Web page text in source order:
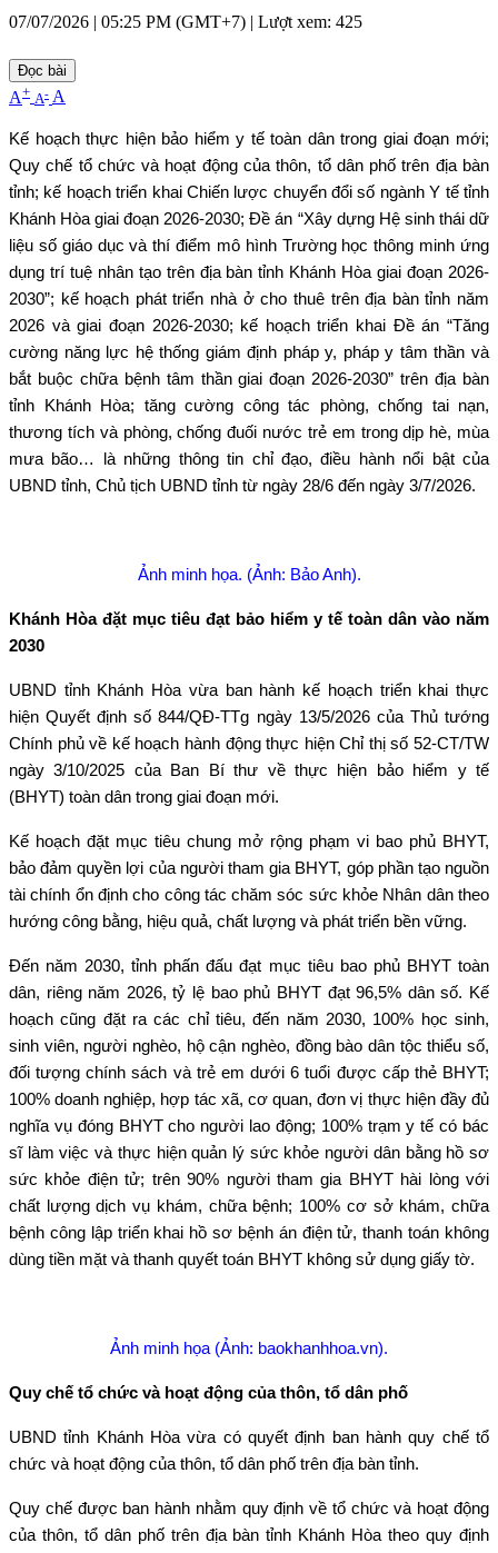
07/07/2026 | 05:25 PM (GMT+7) | Lượt xem: 425
Đọc bài
A+ A- A
Kế hoạch thực hiện bảo hiểm y tế toàn dân trong giai đoạn mới;
Quy chế tổ chức và hoạt động của thôn, tổ dân phố trên địa bàn
tỉnh; kế hoạch triển khai Chiến lược chuyển đổi số ngành Y tế tỉnh
Khánh Hòa giai đoạn 2026-2030; Đề án “Xây dựng Hệ sinh thái dữ
liệu số giáo dục và thí điểm mô hình Trường học thông minh ứng
dụng trí tuệ nhân tạo trên địa bàn tỉnh Khánh Hòa giai đoạn 2026-
2030”; kế hoạch phát triển nhà ở cho thuê trên địa bàn tỉnh năm
2026 và giai đoạn 2026-2030; kế hoạch triển khai Đề án “Tăng
cường năng lực hệ thống giám định pháp y, pháp y tâm thần và
bắt buộc chữa bệnh tâm thần giai đoạn 2026-2030” trên địa bàn
tỉnh Khánh Hòa; tăng cường công tác phòng, chống tai nạn,
thương tích và phòng, chống đuối nước trẻ em trong dịp hè, mùa
mưa bão… là những thông tin chỉ đạo, điều hành nổi bật của
UBND tỉnh, Chủ tịch UBND tỉnh từ ngày 28/6 đến ngày 3/7/2026.
Ảnh minh họa. (Ảnh: Bảo Anh).
Khánh Hòa đặt mục tiêu đạt bảo hiểm y tế toàn dân vào năm
2030
UBND tỉnh Khánh Hòa vừa ban hành kế hoạch triển khai thực
hiện Quyết định số 844/QĐ-TTg ngày 13/5/2026 của Thủ tướng
Chính phủ về kế hoạch hành động thực hiện Chỉ thị số 52-CT/TW
ngày 3/10/2025 của Ban Bí thư về thực hiện bảo hiểm y tế
(BHYT) toàn dân trong giai đoạn mới.
Kế hoạch đặt mục tiêu chung mở rộng phạm vi bao phủ BHYT,
bảo đảm quyền lợi của người tham gia BHYT, góp phần tạo nguồn
tài chính ổn định cho công tác chăm sóc sức khỏe Nhân dân theo
hướng công bằng, hiệu quả, chất lượng và phát triển bền vững.
Đến năm 2030, tỉnh phấn đấu đạt mục tiêu bao phủ BHYT toàn
dân, riêng năm 2026, tỷ lệ bao phủ BHYT đạt 96,5% dân số. Kế
hoạch cũng đặt ra các chỉ tiêu, đến năm 2030, 100% học sinh,
sinh viên, người nghèo, hộ cận nghèo, đồng bào dân tộc thiểu số,
đối tượng chính sách và trẻ em dưới 6 tuổi được cấp thẻ BHYT;
100% doanh nghiệp, hợp tác xã, cơ quan, đơn vị thực hiện đầy đủ
nghĩa vụ đóng BHYT cho người lao động; 100% trạm y tế có bác
sĩ làm việc và thực hiện quản lý sức khỏe người dân bằng hồ sơ
sức khỏe điện tử; trên 90% người tham gia BHYT hài lòng với
chất lượng dịch vụ khám, chữa bệnh; 100% cơ sở khám, chữa
bệnh công lập triển khai hồ sơ bệnh án điện tử, thanh toán không
dùng tiền mặt và thanh quyết toán BHYT không sử dụng giấy tờ.
Ảnh minh họa (Ảnh: baokhanhhoa.vn).
Quy chế tổ chức và hoạt động của thôn, tổ dân phố
UBND tỉnh Khánh Hòa vừa có quyết định ban hành quy chế tổ
chức và hoạt động của thôn, tổ dân phố trên địa bàn tỉnh.
Quy chế được ban hành nhằm quy định về tổ chức và hoạt động
của thôn, tổ dân phố trên địa bàn tỉnh Khánh Hòa theo quy định